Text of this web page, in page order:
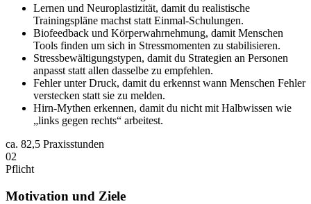
Lernen und Neuroplastizität, damit du realistische
Trainingspläne machst statt Einmal-Schulungen.
Biofeedback und Körperwahrnehmung, damit Menschen
Tools finden um sich in Stressmomenten zu stabilisieren.
Stressbewältigungstypen, damit du Strategien an Personen
anpasst statt allen dasselbe zu empfehlen.
Fehler unter Druck, damit du erkennst wann Menschen Fehler
verstecken statt sie zu melden.
Hirn-Mythen erkennen, damit du nicht mit Halbwissen wie
„links gegen rechts“ arbeitest.
ca. 82,5 Praxisstunden
02
Pflicht
Motivation und Ziele